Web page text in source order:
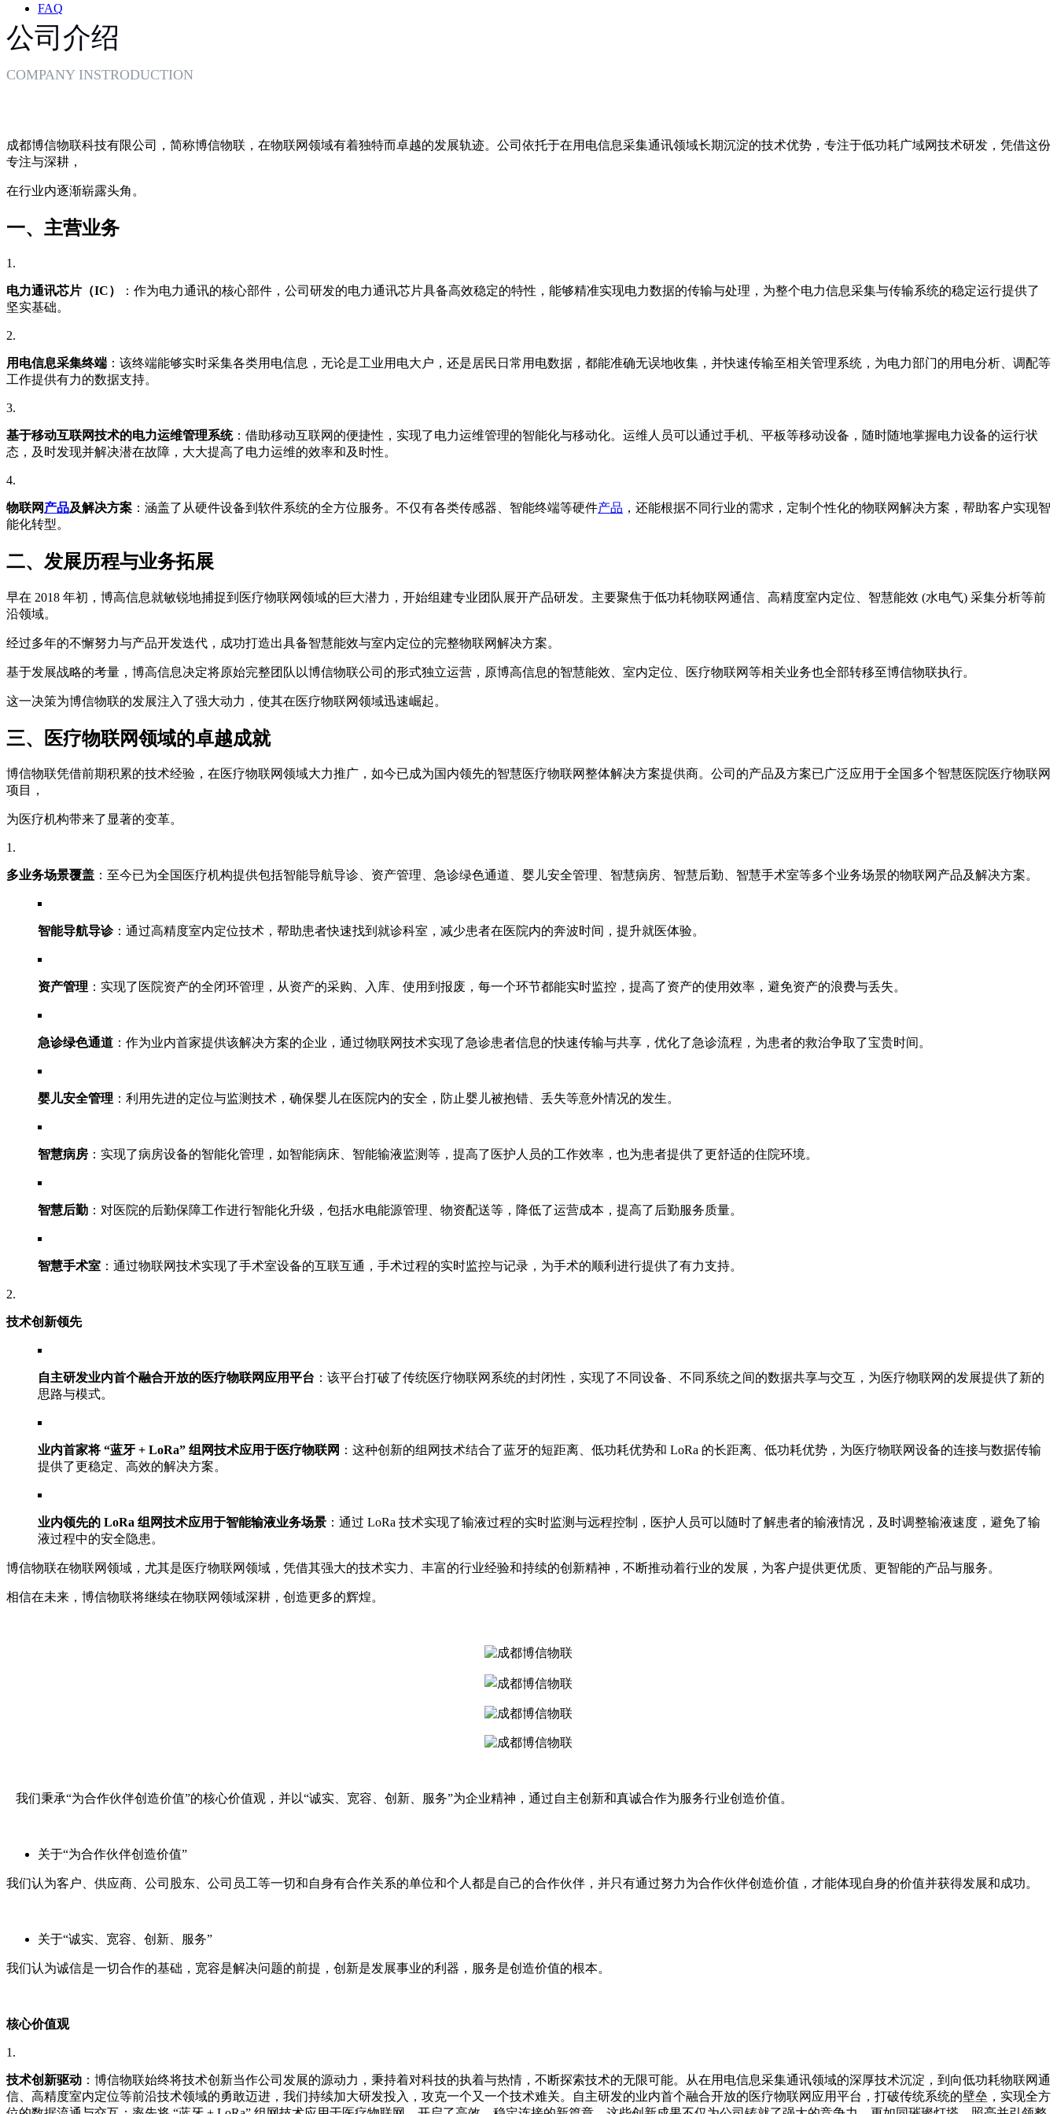
FAQ
公司介绍
COMPANY INSTRODUCTION
成都博信物联科技有限公司，简称博信物联，在物联网领域有着独特而卓越的发展轨迹。公司依托于在用电信息采集通讯领域长期沉淀的技术优势，专注于低功耗广域网技术研发，凭借这份
专注与深耕，
在行业内逐渐崭露头角。
一、主营业务
电力通讯芯片（IC）
：作为电力通讯的核心部件，公司研发的电力通讯芯片具备高效稳定的特性，能够精准实现电力数据的传输与处理，为整个电力信息采集与传输系统的稳定运行提供了
坚实基础。
用电信息采集终端 ：该终端能够实时采集各类用电信息，无论是工业用电大户，还是居民日常用电数据，都能准确无误地收集，并快速传输至相关管理系统，为电力部门的用电分析、调配等
工作提供有力的数据支持。
基于移动互联网技术的电力运维管理系统：借助移动互联网的便捷性，实现了电力运维管理的智能化与移动化。运维人员可以通过手机、平板等移动设备，随时随地掌握电力设备的运行状
态，及时发现并解决潜在故障，大大提高了电力运维的效率和及时性。
物联网产品及解决方案 ：涵盖了从硬件设备到软件系统的全方位服务。不仅有各类传感器、智能终端等硬件产品 ，还能根据不同行业的需求，定制个性化的物联网解决方案，帮助客户实现智
能化转型。
二、发展历程与业务拓展
早在 2018 年初，博高信息就敏锐地捕捉到医疗物联网领域的巨大潜力，开始组建专业团队展开产品研发。主要聚焦于低功耗物联网通信、高精度室内定位、智慧能效 (水电气) 采集分析等前
沿领域。
经过多年的不懈努力与产品开发迭代，成功打造出具备智慧能效与室内定位的完整物联网解决方案。
基于发展战略的考量，博高信息决定将原始完整团队以博信物联公司的形式独立运营，原博高信息的智慧能效、室内定位、医疗物联网等相关业务也全部转移至博信物联执行。
这一决策为博信物联的发展注入了强大动力，使其在医疗物联网领域迅速崛起。
三、医疗物联网领域的卓越成就
博信物联凭借前期积累的技术经验，在医疗物联网领域大力推广，如今已成为国内领先的智慧医疗物联网整体解决方案提供商。公司的产品及方案已广泛应用于全国多个智慧医院医疗物联网
项目，
为医疗机构带来了显著的变革。
多业务场景覆盖 ：至今已为全国医疗机构提供包括智能导航导诊、资产管理、急诊绿色通道、婴儿安全管理、智慧病房、智慧后勤、智慧手术室等多个业务场景的物联网产品及解决方案。
智能导航导诊：通过高精度室内定位技术，帮助患者快速找到就诊科室，减少患者在医院内的奔波时间，提升就医体验。
资产管理 ：实现了医院资产的全闭环管理，从资产的采购、入库、使用到报废，每一个环节都能实时监控，提高了资产的使用效率，避免资产的浪费与丢失。
急诊绿色通道 ：作为业内首家提供该解决方案的企业，通过物联网技术实现了急诊患者信息的快速传输与共享，优化了急诊流程，为患者的救治争取了宝贵时间。
婴儿安全管理 ：利用先进的定位与监测技术，确保婴儿在医院内的安全，防止婴儿被抱错、丢失等意外情况的发生。
智慧病房 ：实现了病房设备的智能化管理，如智能病床、智能输液监测等，提高了医护人员的工作效率，也为患者提供了更舒适的住院环境。
智慧后勤 ：对医院的后勤保障工作进行智能化升级，包括水电能源管理、物资配送等，降低了运营成本，提高了后勤服务质量。
智慧手术室 ：通过物联网技术实现了手术室设备的互联互通，手术过程的实时监控与记录，为手术的顺利进行提供了有力支持。
技术创新领先
自主研发业内首个融合开放的医疗物联网应用平台 ：该平台打破了传统医疗物联网系统的封闭性，实现了不同设备、不同系统之间的数据共享与交互，为医疗物联网的发展提供了新的
思路与模式。
业内首家将 “蓝牙 + LoRa” 组网技术应用于医疗物联网 ：这种创新的组网技术结合了蓝牙的短距离、低功耗优势和 LoRa 的长距离、低功耗优势，为医疗物联网设备的连接与数据传输
提供了更稳定、高效的解决方案。
业内领先的 LoRa 组网技术应用于智能输液业务场景 ：通过 LoRa 技术实现了输液过程的实时监测与远程控制，医护人员可以随时了解患者的输液情况，及时调整输液速度，避免了输
液过程中的安全隐患。
博信物联在物联网领域，尤其是医疗物联网领域，凭借其强大的技术实力、丰富的行业经验和持续的创新精神，不断推动着行业的发展，为客户提供更优质、更智能的产品与服务。
相信在未来，博信物联将继续在物联网领域深耕，创造更多的辉煌。
我们秉承“为合作伙伴创造价值”的核心价值观，并以“诚实、宽容、创新、服务”为企业精神，通过自主创新和真诚合作为服务行业创造价值。
关于“为合作伙伴创造价值”
我们认为客户、供应商、公司股东、公司员工等一切和自身有合作关系的单位和个人都是自己的合作伙伴，并只有通过努力为合作伙伴创造价值，才能体现自身的价值并获得发展和成功。
关于“诚实、宽容、创新、服务”
我们认为诚信是一切合作的基础，宽容是解决问题的前提，创新是发展事业的利器，服务是创造价值的根本。
核心价值观
技术创新驱动 ：博信物联始终将技术创新当作公司发展的源动力，秉持着对科技的执着与热情，不断探索技术的无限可能。从在用电信息采集通讯领域的深厚技术沉淀，到向低功耗物联网通
信、高精度室内定位等前沿技术领域的勇敢迈进，我们持续加大研发投入，攻克一个又一个技术难关。自主研发的业内首个融合开放的医疗物联网应用平台，打破传统系统的壁垒，实现全方